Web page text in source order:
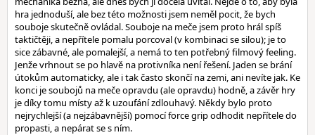
hra jednoduší, ale bez této možnosti jsem neměl pocit, že bych
souboje skutečně ovládal. Souboje na meče jsem proto hrál spíš
taktičtěji, a nepřítele pomalu porcoval (v kombinaci se silou); je to
sice zábavné, ale pomalejší, a nemá to ten potřebný filmový feeling.
Jenže vrhnout se po hlavě na protivníka není řešení. Jaden se brání
útokům automaticky, ale i tak často skončí na zemi, ani nevíte jak. Ke
konci je soubojů na meče opravdu (ale opravdu) hodně, a závěr hry
je díky tomu místy až k uzoufání zdlouhavý. Někdy bylo proto
nejrychlejší (a nejzábavnější) pomocí force grip odhodit nepřítele do
propasti, a nepárat se s ním.